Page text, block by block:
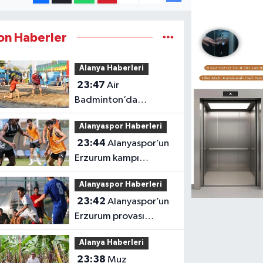
Haberler
Alanya Haberleri
23:47 Air
Badminton’da
şampiyonluk heyecanı
Alanya’da
Alanyaspor Haberleri
23:44 Alanyaspor’un
Erzurum kampı
tamamlandı
Alanyaspor Haberleri
23:42 Alanyaspor’un
Erzurum provası
golsüz tamamlandı
Alanya Haberleri
23:38 Muz